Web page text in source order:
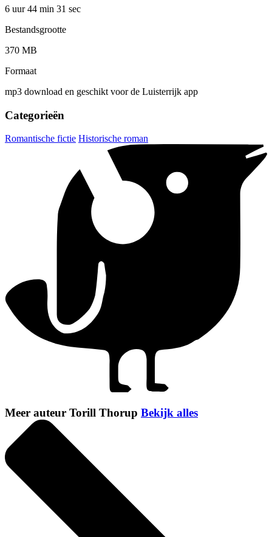
6 uur 44 min 31 sec
Bestandsgrootte
370 MB
Formaat
mp3 download en geschikt voor de Luisterrijk app
Categorieën
Romantische fictie Historische roman
Meer auteur Torill Thorup Bekijk alles